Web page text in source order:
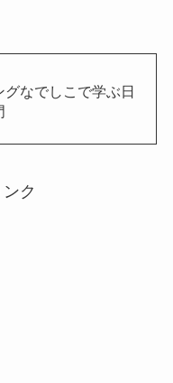
グなでしこで学ぶ日
ク